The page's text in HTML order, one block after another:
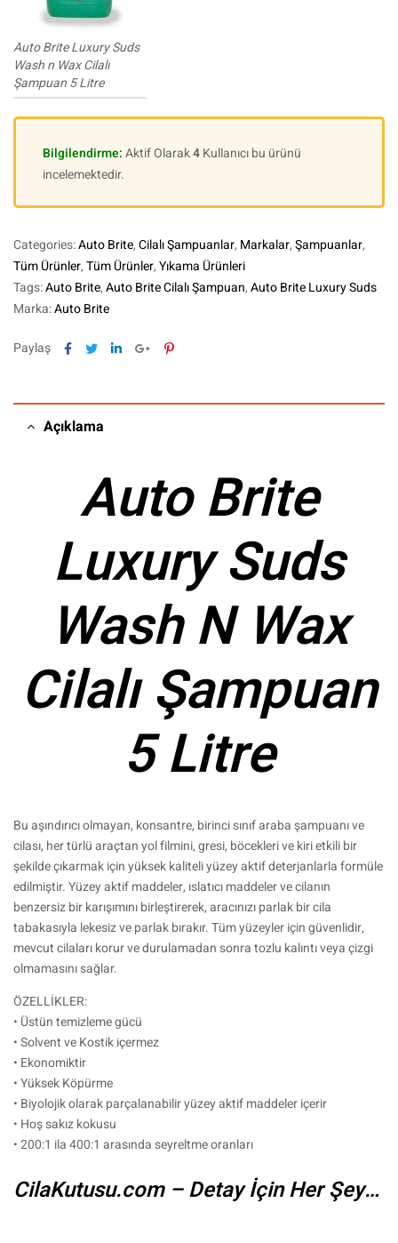
Auto Brite Luxury Suds
Wash n Wax Cilalı
Şampuan 5 Litre
Bilgilendirme:Aktif Olarak4Kullanıcı bu ürünü
incelemektedir.
Categories:Auto Brite,Cilalı Şampuanlar, Markalar,Şampuanlar,
Tüm Ürünler,Tüm Ürünler,Yıkama Ürünleri
Tags:Auto Brite,Auto Brite Cilalı Şampuan,Auto Brite Luxury Suds
Marka:Auto Brite
Paylaş Facebook
TwitterLinkedinGoogle+Pinterest
Açıklama
Auto Brite
Luxury Suds
Wash N Wax
Cilalı Şampuan
5 Litre
Bu aşındırıcı olmayan, konsantre, birinci sınıf araba şampuanı ve
cilası, her türlü araçtan yol filmini, gresi, böcekleri ve kiri etkili bir
şekilde çıkarmak için yüksek kaliteli yüzey aktif deterjanlarla formüle
edilmiştir. Yüzey aktif maddeler, ıslatıcı maddeler ve cilanın
benzersiz bir karışımını birleştirerek, aracınızı parlak bir cila
tabakasıyla lekesiz ve parlak bırakır. Tüm yüzeyler için güvenlidir,
mevcut cilaları korur ve durulamadan sonra tozlu kalıntı veya çizgi
olmamasını sağlar.
ÖZELLİKLER:
• Üstün temizleme gücü
• Solvent ve Kostik içermez
• Ekonomiktir
• Yüksek Köpürme
• Biyolojik olarak parçalanabilir yüzey aktif maddeler içerir
• Hoş sakız kokusu
• 200:1 ila 400:1 arasında seyreltme oranları
CilaKutusu.com – Detay İçin Her Şey…